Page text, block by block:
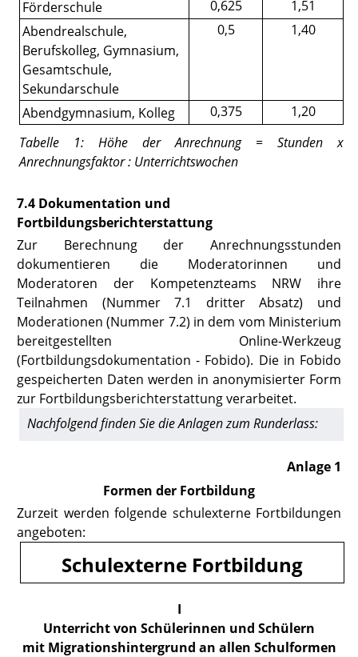
Förderschule 0,625
1,51
Abendrealschule,
Berufskolleg, Gymnasium,
Gesamtschule,
Sekundarschule
0,5 1,40
Abendgymnasium, Kolleg 0,375
1,20
Tabelle 1:Höhe der Anrechnung = Stunden x
Anrechnungsfaktor : Unterrichtswochen
7.4 Dokumentation und
Fortbildungsberichterstattung
Zur Berechnung der Anrechnungsstunden
dokumentieren die Moderatorinnen und
Moderatoren der Kompetenzteams NRW ihre
Teilnahmen (Nummer 7.1 dritter Absatz) und
Moderationen (Nummer 7.2) in dem vom Ministerium
bereitgestellten Online-Werkzeug
(Fortbildungsdokumentation - Fobido). Die in Fobido
gespeicherten Daten werden in anonymisierter Form
zur Fortbildungsberichterstattung verarbeitet.
Nachfolgend finden Sie die Anlagen zum Runderlass:
Anlage 1
Formen der Fortbildung
Zurzeit werden folgende schulexterne Fortbildungen
angeboten:
Schulexterne Fortbildung
I
Unterricht von Schülerinnen und Schülern
mit Migrationshintergrund an allen Schulformen